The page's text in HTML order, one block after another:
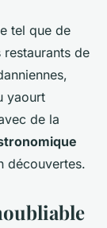
tel que de
restaurants de
yaourt
de la
découvertes.